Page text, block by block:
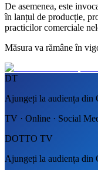
De asemenea, este
în lanțul de producție,
practicilor comerciale
Măsura va rămâne în
DT
Ajungeți la audiența din
TV · Online · Social
DOTTO TV
Ajungeți la audiența din